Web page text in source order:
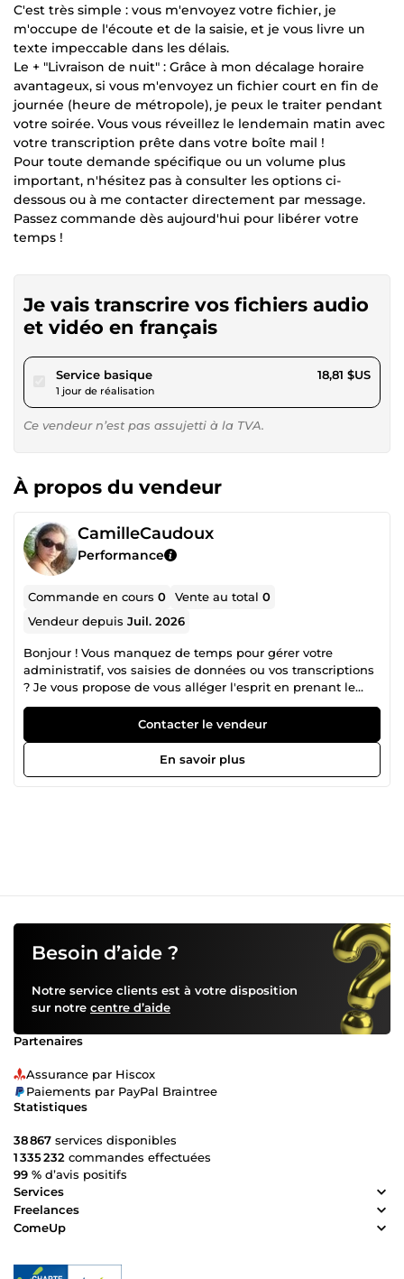
C'est très simple : vous m'envoyez votre fichier, je
m'occupe de l'écoute et de la saisie, et je vous livre un
texte impeccable dans les délais.
Le + "Livraison de nuit" : Grâce à mon décalage horaire
avantageux, si vous m'envoyez un fichier court en fin de
journée (heure de métropole), je peux le traiter pendant
votre soirée. Vous vous réveillez le lendemain matin avec
votre transcription prête dans votre boîte mail !
Pour toute demande spécifique ou un volume plus
important, n'hésitez pas à consulter les options ci-
dessous ou à me contacter directement par message.
Passez commande dès aujourd'hui pour libérer votre
temps !
Je vais transcrire vos fichiers audio
et vidéo en français
Service basiquepour 17,34 $US
1 jour de réalisation
18,81 $US
Ce vendeur n’est pas assujetti à la TVA.
À propos du vendeur
CamilleCaudoux
Performance
Commande en cours0 Vente au total0
Vendeur depuisJuil. 2026
Bonjour ! ​Vous manquez de temps pour gérer votre
administratif, vos saisies de données ou vos transcriptions
? Je vous propose de vous alléger l'esprit en prenant le
relais à distance. ​Rigoureuse et organisée, je m'occupe de
vos tâches quotidiennes : ​Saisie de données (Excel, bases
de données, fiches produits...) ​Transcription audio ou vidéo
de vos réunions et interviews ​Petite gestion administrative
(tri de mails, relecture...) ​Mon objectif est simple : vous faire
Contacter le vendeur
En savoir plus
Besoin d’aide ?
Notre service clients est à votre disposition
sur notre centre d’aide
Partenaires
Assurance par Hiscox
Paiements par PayPal Braintree
Statistiques
38 867 services disponibles
1 335 232 commandes effectuées
99 % d’avis positifs
Services
Freelances
ComeUp